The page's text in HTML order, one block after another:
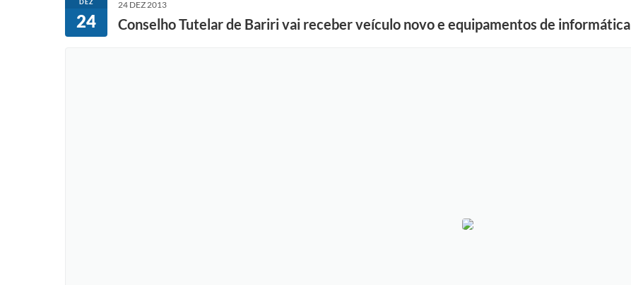
DEZ
24
24 DEZ 2013
Conselho Tutelar de Bariri vai receber veículo novo e equipamentos de informática